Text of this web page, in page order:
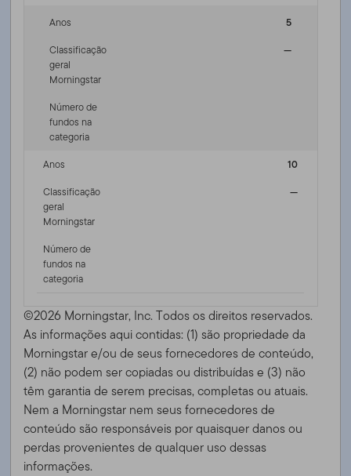
Anos
5
Classificação
geral
Morningstar
—
Número de
fundos na
categoria
Anos
10
Classificação
geral
Morningstar
—
Número de
fundos na
categoria
©2026 Morningstar, Inc. Todos os direitos reservados.
As informações aqui contidas: (1) são propriedade da
Morningstar e/ou de seus fornecedores de conteúdo,
(2) não podem ser copiadas ou distribuídas e (3) não
têm garantia de serem precisas, completas ou atuais.
Nem a Morningstar nem seus fornecedores de
conteúdo são responsáveis ​​por quaisquer danos ou
perdas provenientes de qualquer uso dessas
informações.